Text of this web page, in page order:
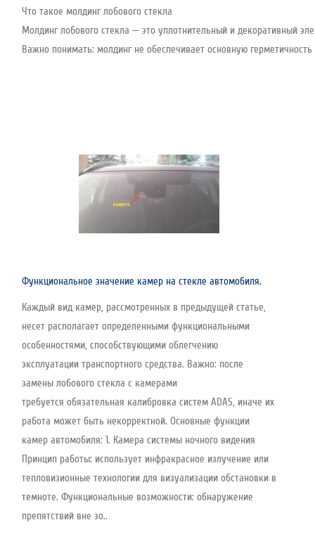
Что такое молдинг лобового стекла
Молдинг лобового стекла — это уплотнительный и декоративный
Важно понимать: молдинг не обеспечивает основную
Функциональное значение камер на стекле автомобиля.
Каждый вид камер, рассмотренных в предыдущей статье,
несет располагает определенными функциональными
особенностями, способствующими облегчению
эксплуатации транспортного средства. Важно: после
замены лобового стекла с камерами
требуется обязательная калибровка систем ADAS, иначе их
работа может быть некорректной. Основные функции
камер автомобиля: 1. Камера системы ночного видения
Принцип работы: использует инфракрасное излучение или
тепловизионные технологии для визуализации обстановки в
темноте. Функциональные возможности: обнаружение
препятствий вне зо..